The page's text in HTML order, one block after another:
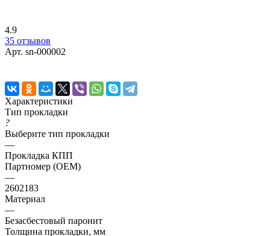
4.9
35 отзывов
Арт. sn-000002
Характеристики
Тип прокладки
?
Выберите тип прокладки
—
Прокладка КПП
Партномер (OEM)
—
2602183
Материал
—
Безасбестовый паронит
Толщина прокладки, мм